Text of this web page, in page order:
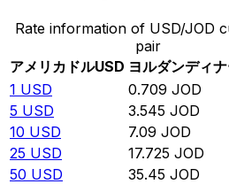
Rate information of USD/JOD
pair
アメリカドルUSD ヨルダンディ
1 USD 0.709 JOD
5 USD 3.545 JOD
10 USD 7.09 JOD
25 USD 17.725 JOD
50 USD 35.45 JOD